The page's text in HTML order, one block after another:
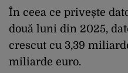
În ceea ce privește
două luni din 2025,
crescut cu 3,39
miliarde euro.